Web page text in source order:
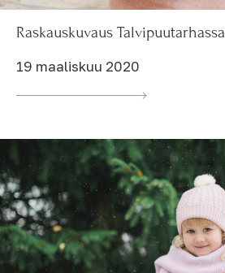
Raskauskuvaus Talvipuutarhassa
19 maaliskuu 2020